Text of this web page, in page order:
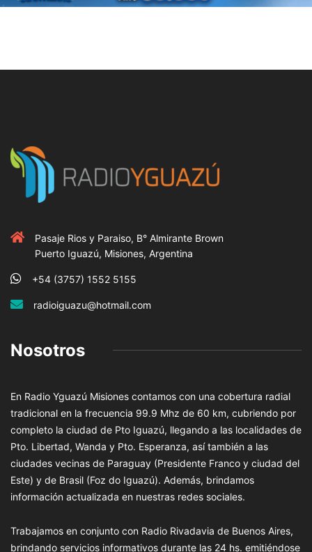
Pasaje Rios y Paraiso, B° Almirante Brown
Puerto Iguazú, Misiones, Argentina
+54 (3757) 1552 5155
radioiguazu@hotmail.com
Nosotros
En Radio Yguazú Misiones contamos con una cobertura radial
tradicional en la frecuencia 99.9 Mhz de 60 km, cubriendo por
completo la ciudad de Pto Iguazú, llegando a las localidades de
Pto. Libertad, Wanda y Pto. Esperanza, así también a las
ciudades vecinas de Paraguay (Presidente Franco y ciudad del
Este) y de Brasil (Foz do Iguazú). Además, brindamos
información actualizada en nuestras redes sociales.
Trabajamos en conjunto con Radio Rivadavia de Buenos Aires,
brindando servicios informativos durante las 24 hs. emitiéndose